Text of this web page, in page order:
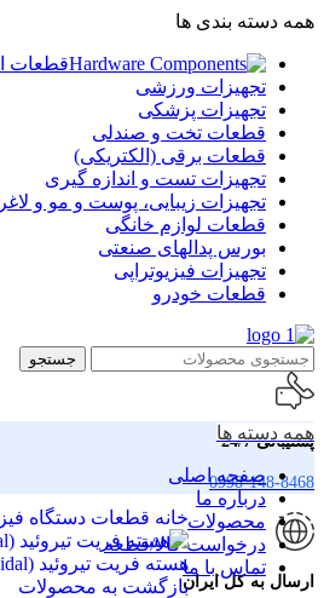
همه دسته بندی ها
قطعات
تجهیزات ورزشی
تجهیزات پزشکی
قطعات تخت و صندلی
قطعات برقی (الکتریکی)
تجهیزات تست و اندازه گیری
تجهیزات زیبایی، پوست و مو و
قطعات لوازم خانگی
بورس پدالهای صنعتی
تجهیزات فیزیوتراپی
قطعات خودرو
جستجو
پشتیبانی 24/7
0998-148-8468
ارسال به کل ایران
همه دسته ها
صفحه اصلی
درباره ما
محصولات
درخواست کالا/قطعه
تماس با ما
خانه قطعات دستگاه
هسته فریت تیروئید (Toroidal) بشکه ایی 15*18 میلیمتر
بازگشت به محصولات